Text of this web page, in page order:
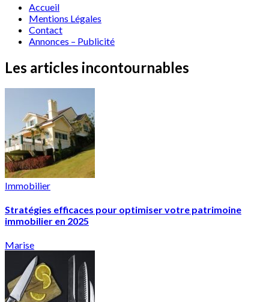
Accueil
Mentions Légales
Contact
Annonces – Publicité
Les articles incontournables
Immobilier
Stratégies efficaces pour optimiser votre patrimoine
immobilier en 2025
Marise